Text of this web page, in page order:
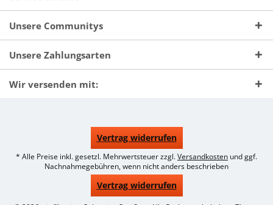
Unsere Communitys
Unsere Zahlungsarten
Wir versenden mit:
Vertrag widerrufen
* Alle Preise inkl. gesetzl. Mehrwertsteuer zzgl.Versandkosten und ggf.
Nachnahmegebühren, wenn nicht anders beschrieben
Vertrag widerrufen